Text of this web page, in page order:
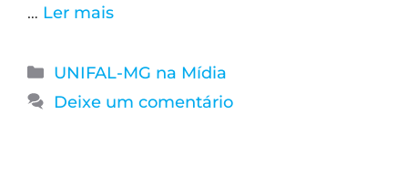
… Ler mais
UNIFAL-MG na Mídia
Deixe um comentário